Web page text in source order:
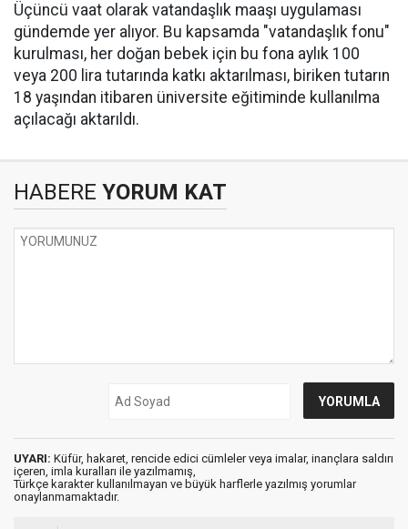
Üçüncü vaat olarak vatandaşlık maaşı uygulaması
gündemde yer alıyor. Bu kapsamda "vatandaşlık fonu"
kurulması, her doğan bebek için bu fona aylık 100
veya 200 lira tutarında katkı aktarılması, biriken tutarın
18 yaşından itibaren üniversite eğitiminde kullanılma
açılacağı aktarıldı.
HABERE YORUM KAT
UYARI: Küfür, hakaret, rencide edici cümleler veya imalar, inançlara saldırı
içeren, imla kuralları ile yazılmamış,
Türkçe karakter kullanılmayan ve büyük harflerle yazılmış yorumlar
onaylanmamaktadır.